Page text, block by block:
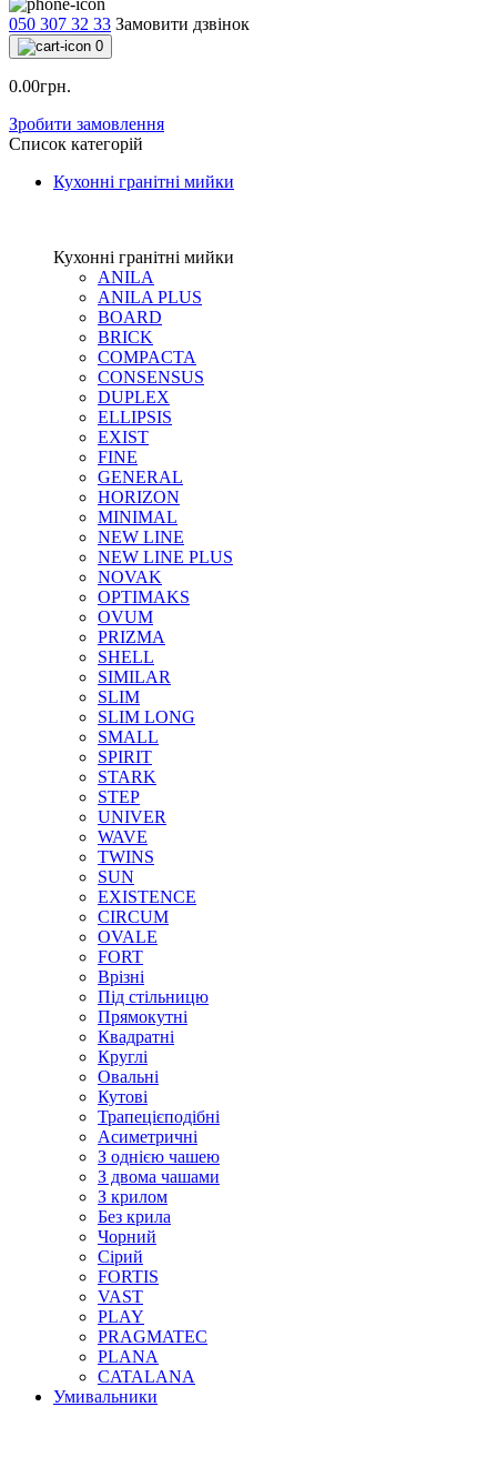
050 307 32 33 Замовити дзвінок
0
0.00грн.
Зробити замовлення
Список категорій
Кухонні гранітні мийки
Кухонні гранітні мийки
ANILA
ANILA PLUS
BOARD
BRICK
COMPACTA
CONSENSUS
DUPLEX
ELLIPSIS
EXIST
FINE
GENERAL
HORIZON
MINIMAL
NEW LINE
NEW LINE PLUS
NOVAK
OPTIMAKS
OVUM
PRIZMA
SHELL
SIMILAR
SLIM
SLIM LONG
SMALL
SPIRIT
STARK
STEP
UNIVER
WAVE
TWINS
SUN
EXISTENCE
CIRCUM
OVALE
FORT
Врізні
Під стільницю
Прямокутні
Квадратні
Круглі
Овальні
Кутові
Трапецієподібні
Асиметричні
З однією чашею
З двома чашами
З крилом
Без крила
Чорний
Сірий
FORTIS
VAST
PLAY
PRAGMATEC
PLANA
CATALANA
Умивальники